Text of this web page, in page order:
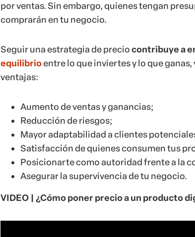
por ventas. Sin embargo, quienes tengan
comprarán en tu negocio.
Seguir una estrategia de preciocontribuye a
equilibrioentre lo que inviertes y lo que
ventajas:
Aumento de ventas y ganancias;
Reducción de riesgos;
Mayor adaptabilidad a clientes
Satisfacción de quienes consumen tus
Posicionarte como autoridad frente a la
Asegurar la supervivencia de tu negocio.
VIDEO | ¿Cómo poner precio a un producto